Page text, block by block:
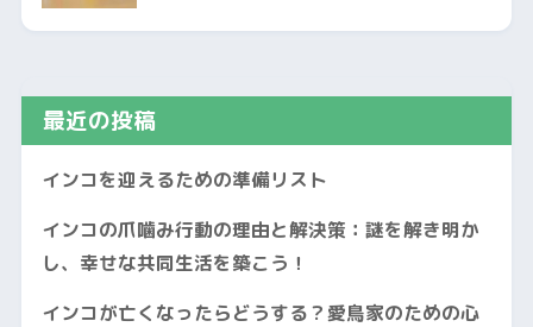
最近の投稿
インコを迎えるための準備リスト
インコの爪噛み行動の理由と解決策：謎を解き明か
し、幸せな共同生活を築こう！
インコが亡くなったらどうする？愛鳥家のための心